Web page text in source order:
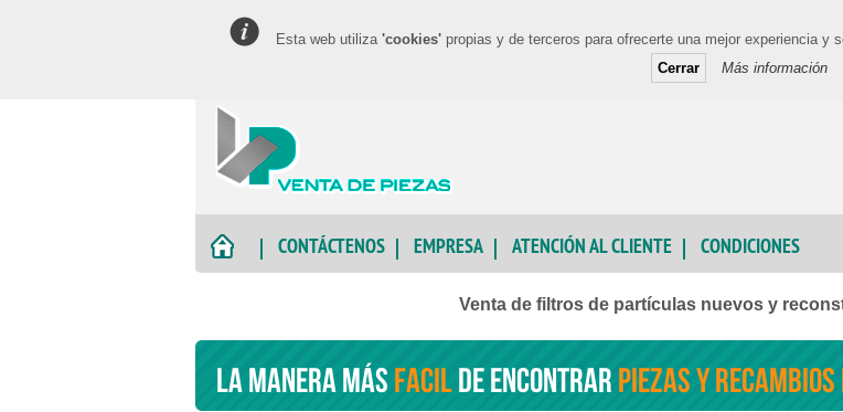
Esta web utiliza 'cookies' propias y de terceros para ofrecerte una mejor experiencia
Cerrar
Más información
CONTÁCTENOS EMPRESA ATENCIÓN AL CLIENTE CONDICIONES
Venta de filtros de partículas nuevos y
La manera másfacilde encontrarpiezas y recambios